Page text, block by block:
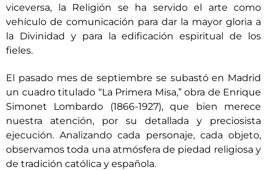
viceversa, la Religión se ha servido el arte como
vehículo de comunicación para dar la mayor gloria a
la Divinidad y para la edificación espiritual de los
fieles.
El pasado mes de septiembre se subastó en Madrid
un cuadro titulado “La Primera Misa,” obra de Enrique
Simonet Lombardo (1866-1927), que bien merece
nuestra atención, por su detallada y preciosista
ejecución. Analizando cada personaje, cada objeto,
observamos toda una atmósfera de piedad religiosa y
de tradición católica y española.